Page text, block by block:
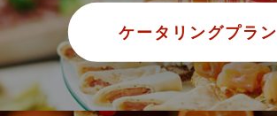
ケータリングプラン